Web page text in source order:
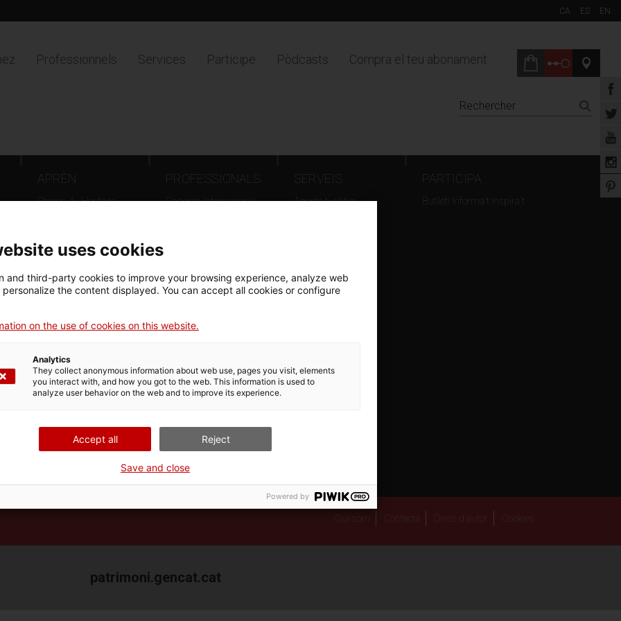
CA ES EN
Professionnels Services Participe Pòdcasts Compra el teu abonament
APRÈN
Stories du Heritage
PROFESSIONALS
Congrés Internacional
Jornada Patrimoni Digital
SERVEIS
Agents turístics
PARTICIPA
Butlletí Informa't Inspira't
Qui som Contacta Drets d'autor
patrimoni.gencat.cat
uses cookies
and third-party cookies to improve your browsing experience, analyze web
the content displayed. You can accept all cookies or configure
on the use of cookies on this website.
Analytics
They collect anonymous information about web use, pages you visit, elements
you interact with, and how you got to the web. This information is used to
analyze user behavior on the web and to improve its experience.
Accept all Reject
Save and close
Powered by